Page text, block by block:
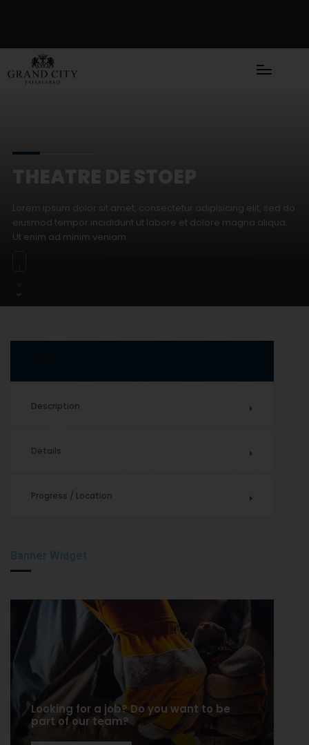
Lorem ipsum dolor sit amet, consectetur adipisicing elit, sed do
eiusmod tempor incididunt ut labore et dolore magna aliqua.
Ut enim ad minim veniam
Description
Details
Progress / Location
Banner Widget
Looking for a job? Do you want to be
part of our team?